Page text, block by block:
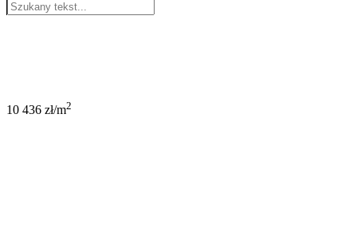
10 436 zł/m2